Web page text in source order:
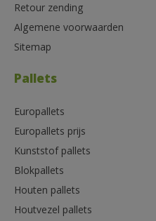
Retour zending
Algemene voorwaarden
Sitemap
Pallets
Europallets
Europallets prijs
Kunststof pallets
Blokpallets
Houten pallets
Houtvezel pallets